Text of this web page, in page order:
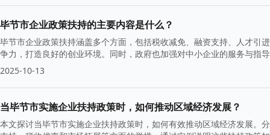
毕节市企业政策扶持的主要内容是什么？
毕节市企业政策扶持涵盖多个方面，包括税收减免、融资支持、人才引
争力，打造良好的创业环境。同时，政府也加强对中小企业的服务与指
2025-10-13
当毕节市实施企业扶持政策时，如何推动区域经济发展？
本文探讨当毕节市实施企业扶持政策时，如何有效推动区域经济发展。